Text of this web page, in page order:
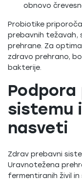
obnovo
Probiotike
prebavnih težavah,
prehrane. Za
zdravo prehrano,
bakterije.
sistemu
nasveti
Zdrav prebavni
Uravnotežena
fermentiranih živil